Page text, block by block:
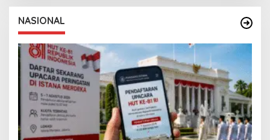
NASIONAL